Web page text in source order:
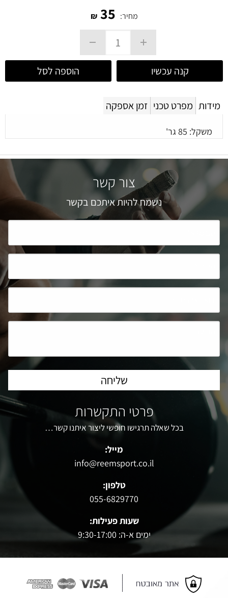
מחיר: 35
₪
קנה עכשיו הוספה לסל
מידות מפרט טכני זמן אספקה
משקל: 85 גר'
צור קשר
נשמח להיות איתכם בקשר
פרטי התקשרות
בכל שאלה תרגישו חופשי ליצור איתנו קשר…
מייל:
info@reemsport.co.il
טלפון:
055-6829770
שעות פעילות:
ימים א-ה: 9:30-17:00